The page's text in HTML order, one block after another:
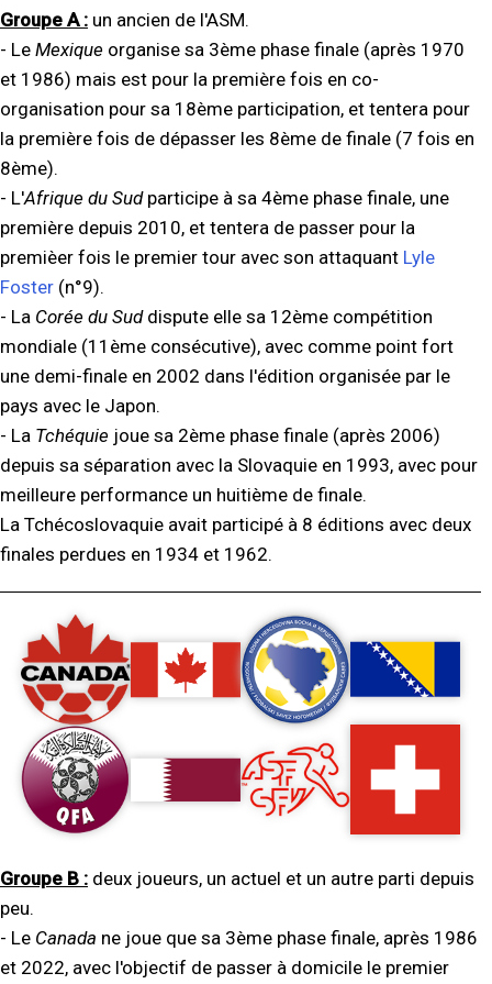
Groupe A : un ancien de l'ASM.
- Le Mexique organise sa 3ème phase finale (après 1970
et 1986) mais est pour la première fois en co-
organisation pour sa 18ème participation, et tentera pour
la première fois de dépasser les 8ème de finale (7 fois en
8ème).
- L'Afrique du Sudparticipe à sa 4ème phase finale, une
première depuis 2010, et tentera de passer pour la
premièer fois le premier tour avec son attaquant Lyle
Foster (n°9).
- La Corée du Suddispute elle sa 12ème compétition
mondiale (11ème consécutive), avec comme point fort
une demi-finale en 2002 dans l'édition organisée par le
pays avec le Japon.
- La Tchéquie joue sa 2ème phase finale (après 2006)
depuis sa séparation avec la Slovaquie en 1993, avec pour
meilleure performance un huitième de finale.
La Tchécoslovaquie avait participé à 8 éditions avec deux
finales perdues en 1934 et 1962.
Groupe B : deux joueurs, un actuel et un autre parti depuis
peu.
- Le Canada ne joue que sa 3ème phase finale, après 1986
et 2022, avec l'objectif de passer à domicile le premier